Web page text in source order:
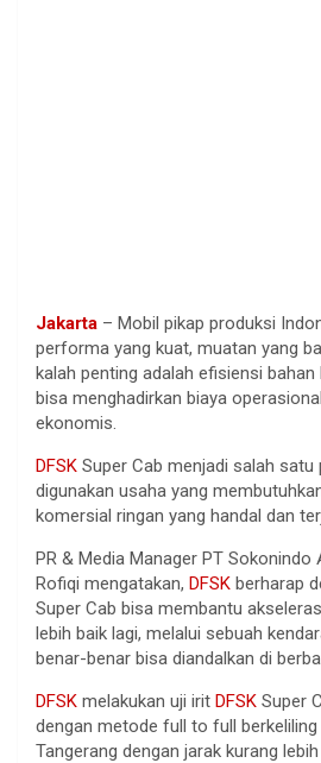
Jakarta – Mobil pikap produksi
performa yang kuat, muatan yang
kalah penting adalah efisiensi bahan
bisa menghadirkan biaya
ekonomis.
DFSK Super Cab menjadi salah satu
digunakan usaha yang
komersial ringan yang handal dan
PR & Media Manager PT
Rofiqi mengatakan, DFSK berharap
Super Cab bisa membantu
lebih baik lagi, melalui sebuah
benar-benar bisa diandalkan di
DFSK melakukan uji irit DFSK Super
dengan metode full to full
Tangerang dengan jarak kurang